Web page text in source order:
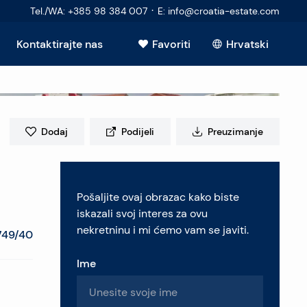
Tel./WA: +385 98 384 007 · E: info@croatia-estate.com
Kontaktirajte nas Favoriti Hrvatski
40
Dodaj Podijeli Preuzimanje
Pošaljite ovaj obrazac kako biste
iskazali svoj interes za ovu
nekretninu i mi ćemo vam se javiti.
Ime